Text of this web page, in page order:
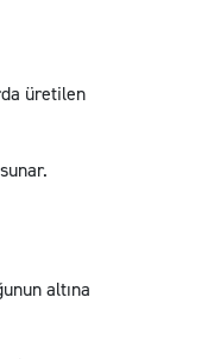
üretilen
altına